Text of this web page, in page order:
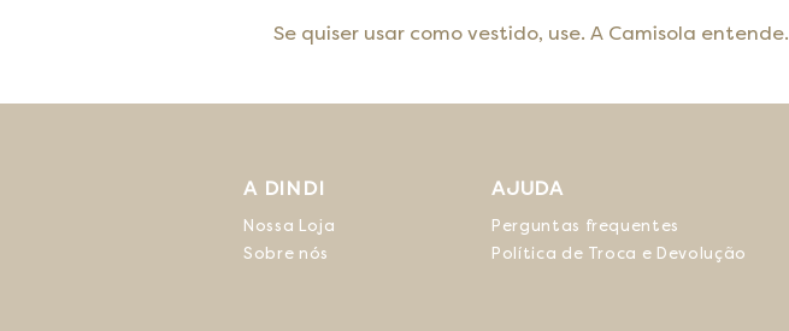
Se quiser usar como vestido, use. A Camisola entende.
A DINDI
Nossa Loja
Sobre nós
AJUDA
Perguntas frequentes
Política de Troca e Devolução